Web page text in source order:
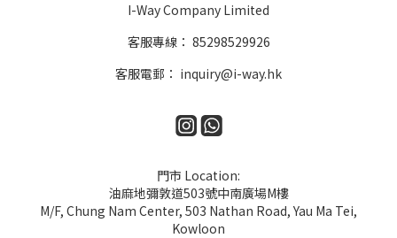
I-Way Company Limited
客服專線： 85298529926
客服電郵： inquiry@i-way.hk
門市 Location:
油麻地彌敦道503號中南廣場M樓
M/F, Chung Nam Center, 503 Nathan Road, Yau Ma Tei,
Kowloon